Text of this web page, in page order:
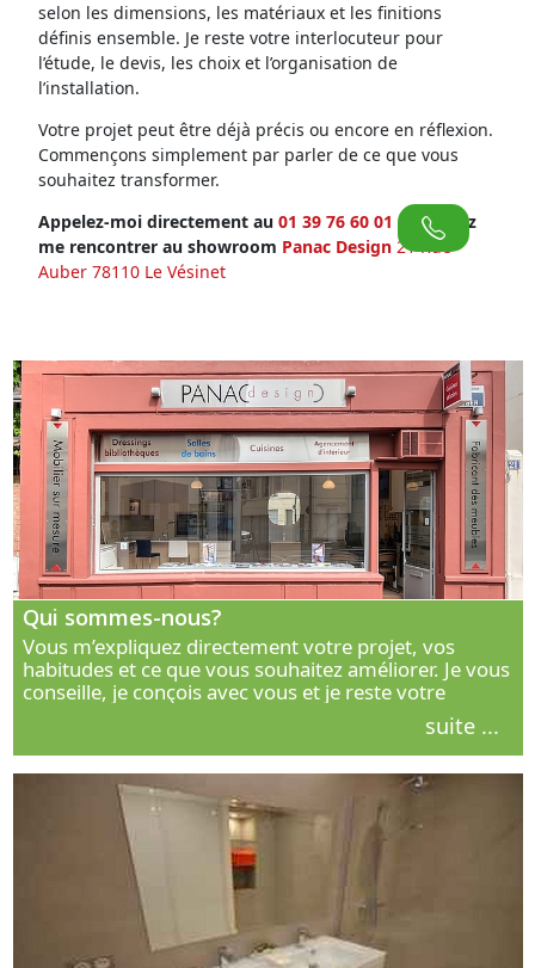
selon les dimensions, les matériaux et les finitions
définis ensemble. Je reste votre interlocuteur pour
l’étude, le devis, les choix et l’organisation de
l’installation.
Votre projet peut être déjà précis ou encore en réflexion.
Commençons simplement par parler de ce que vous
souhaitez transformer.
Appelez-moi directement au 01 39 76 60 01 ou venez
me rencontrer au showroom Panac Design 21 Rue
Auber 78110 Le Vésinet
Qui sommes-nous?
Vous m’expliquez directement votre projet, vos
habitudes et ce que vous souhaitez améliorer. Je vous
conseille, je conçois avec vous et je reste votre
interlocuteur principal. Découvrez ma façon de vous
suite ...